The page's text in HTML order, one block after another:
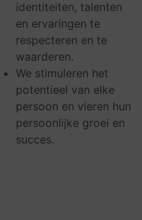
identiteiten, talenten
en ervaringen te
respecteren en te
waarderen.
We stimuleren het
potentieel van elke
persoon en vieren hun
persoonlijke groei en
succes.